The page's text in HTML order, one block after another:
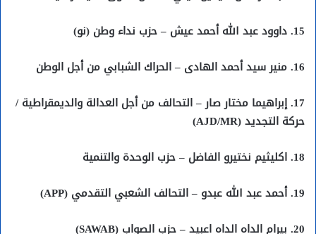
15. داوود عبد الله أحمد عيش – حزب نداء وطن (نو)
16. منير سيد أحمد الهادى – الحراك الشبابي من أجل الوطن
17. إبراهيما مختار صار – التحالف من أجل العدالة والديمقراطية /
حركة التجديد (AJD/MR)
18. اكليثيم نختيرو الفاضل – حزب الوحدة والتنمية
19. أحمد عبد الله عبدو – التحالف الشعبي التقدمي (APP)
20. بيرام الداه الداه اعبيد – حزب الصواب (SAWAB)